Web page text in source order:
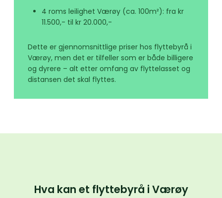
4 roms leilighet Værøy (ca. 100m²): fra kr
11.500,- til kr 20.000,-
Dette er gjennomsnittlige priser hos flyttebyrå i
Værøy, men det er tilfeller som er både billigere
og dyrere – alt etter omfang av flyttelasset og
distansen det skal flyttes.
Hva kan et flyttebyrå i Værøy